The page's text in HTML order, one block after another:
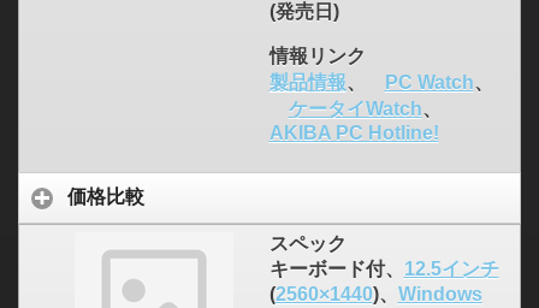
(発売日)
情報リンク
製品情報、 PC Watch、
ケータイWatch、
AKIBA PC Hotline!
価格比較
スペック
キーボード付、 12.5インチ
(2560×1440)、 Windows